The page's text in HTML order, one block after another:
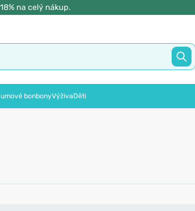
na celý nákup.
bonbonyVýživaDěti